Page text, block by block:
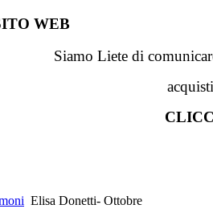
WEB
Siamo Liete di
Elisa Donetti- Ottobre